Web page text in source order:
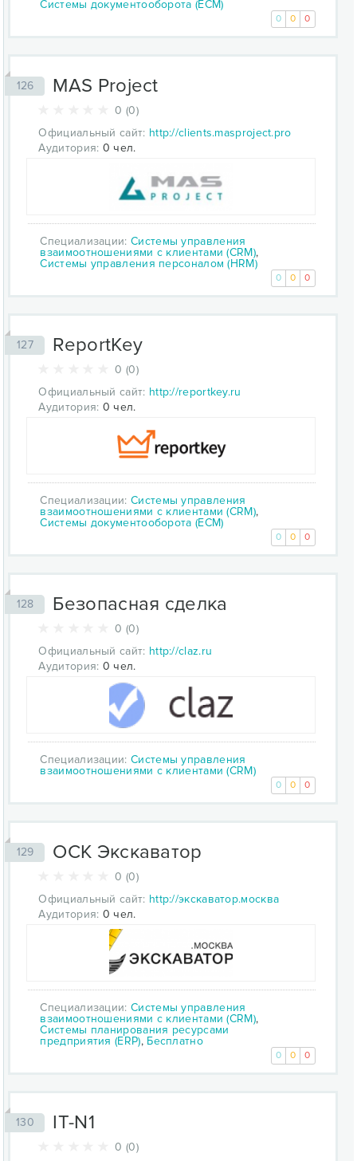
Системы документооборота (ECM)
0 0 0
126 MAS Project
0 (0)
Официальный сайт: http://clients.masproject.pro
Аудитория: 0 чел.
Специализации: Системы управления
взаимоотношениями с клиентами (CRM),
Системы управления персоналом (HRM)
0 0 0
127 ReportKey
0 (0)
Официальный сайт: http://reportkey.ru
Аудитория: 0 чел.
Специализации: Системы управления
взаимоотношениями с клиентами (CRM),
Системы документооборота (ECM)
0 0 0
128 Безопасная сделка
0 (0)
Официальный сайт: http://claz.ru
Аудитория: 0 чел.
Специализации: Системы управления
взаимоотношениями с клиентами (CRM)
0 0 0
129 ОСК Экскаватор
0 (0)
Официальный сайт: http://экскаватор.москва
Аудитория: 0 чел.
Специализации: Системы управления
взаимоотношениями с клиентами (CRM),
Системы планирования ресурсами
предприятия (ERP), Бесплатно
0 0 0
130 IT-N1
0 (0)